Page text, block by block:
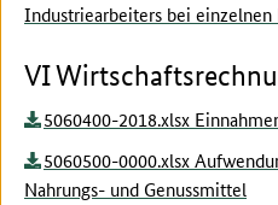
Industriearbeiters bei
VI
5060400-2018.xlsx
5060500-0000.xlsx
Nahrungs- und Genussmittel